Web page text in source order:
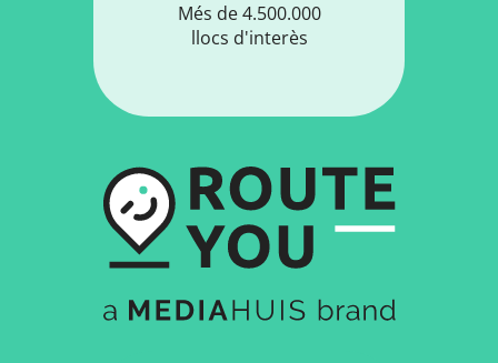
Més de 4.500.000
llocs d'interès